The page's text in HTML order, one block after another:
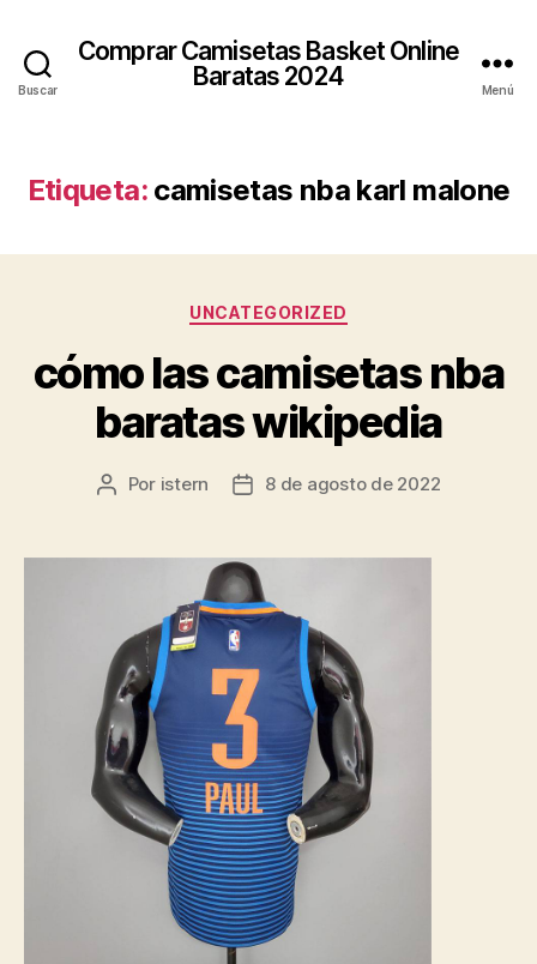
Buscar
Comprar Camisetas Basket Online
Baratas 2024
Menú
Etiqueta: camisetas nba karl malone
Categorías
UNCATEGORIZED
cómo las camisetas nba
baratas wikipedia
Autor
entrada
Por istern
Fecha
entrada
8 de agosto de 2022